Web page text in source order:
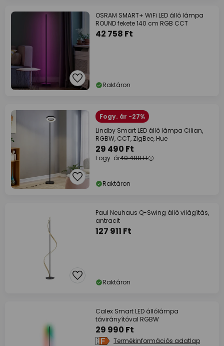
OSRAM SMART+ WiFi LED álló lámpa
ROUND fekete 140 cm RGB CCT
42 758 Ft
Raktáron
Fogy. ár -27%
Lindby Smart LED álló lámpa Cilian,
RGBW, CCT, ZigBee, Hue
29 490 Ft
Fogy. ár40 490 Ft
Raktáron
Paul Neuhaus Q-Swing álló világítás,
antracit
127 911 Ft
Raktáron
Calex Smart LED állólámpa
távirányítóval RGBW
29 990 Ft
Termékinformációs adatlap